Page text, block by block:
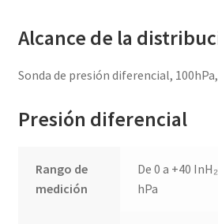
Alcance de la
Sonda de presión diferencial,
Presión diferencial
Rango de
medición
De 0 a +40
hPa